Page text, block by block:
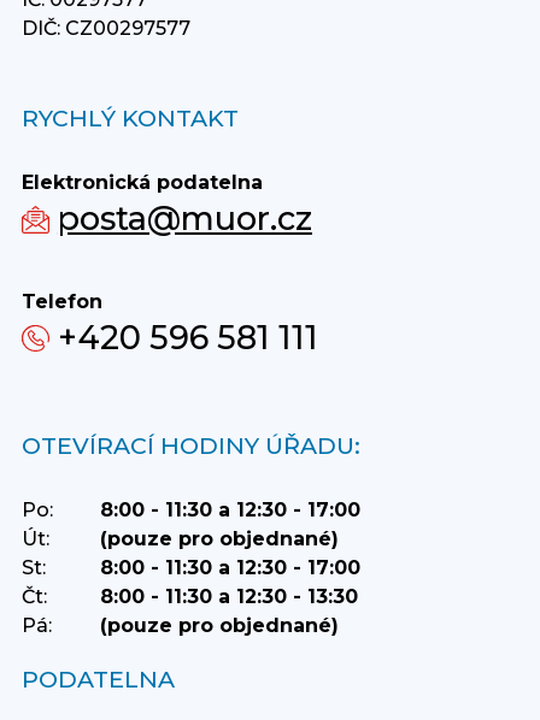
DIČ: CZ00297577
RYCHLÝ KONTAKT
Elektronická podatelna
posta@muor.cz
Telefon
+420 596 581 111
OTEVÍRACÍ HODINY ÚŘADU:
Po:
8:00 - 11:30 a 12:30 - 17:00
Út:
(pouze pro objednané)
St:
8:00 - 11:30 a 12:30 - 17:00
Čt:
8:00 - 11:30 a 12:30 - 13:30
Pá:
(pouze pro objednané)
PODATELNA